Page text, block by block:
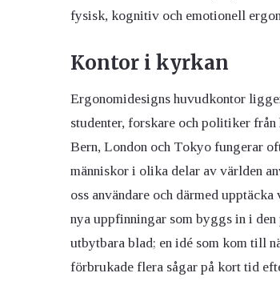
fysisk, kognitiv och emotionell
Kontor i kyrkan
Ergonomidesigns huvudkontor
studenter, forskare och politiker
Bern, London och Tokyo fungerar
människor i olika delar av världen
oss användare och därmed
nya uppfinningar som byggs in i
utbytbara blad; en idé som kom till
förbrukade flera sågar på kort tid